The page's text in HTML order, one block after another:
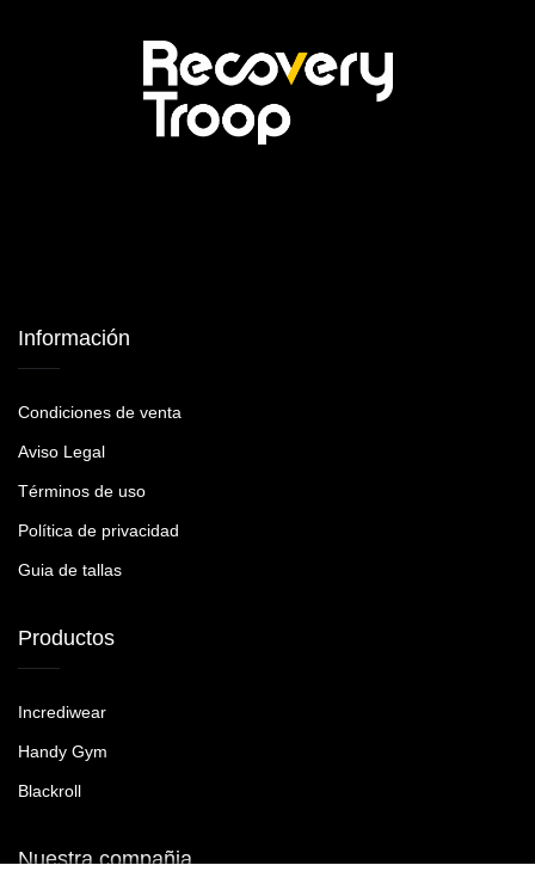
Información
Condiciones de venta
Aviso Legal
Términos de uso
Política de privacidad
Guia de tallas
Productos
Incrediwear
Handy Gym
Blackroll
Nuestra compañia